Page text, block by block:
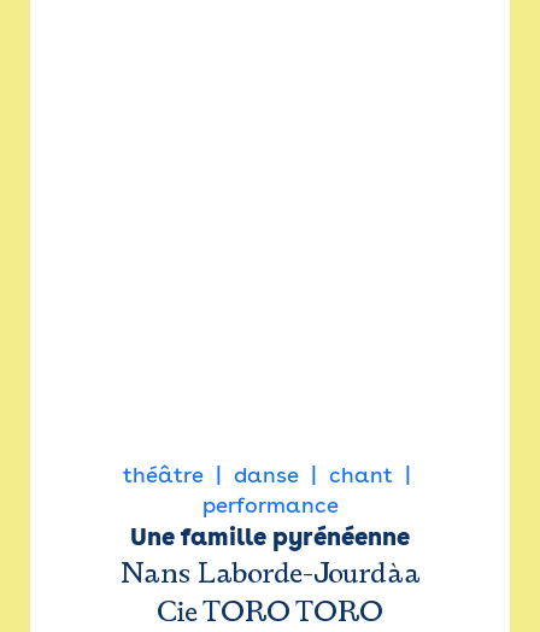
théâtre danse
chant
performance
Une famille pyrénéenne
Nans Laborde-Jourdàa
Cie TORO TORO